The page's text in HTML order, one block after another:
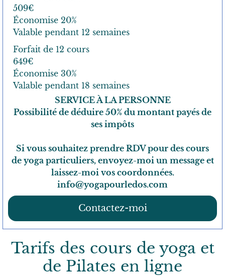
509€
Économise 20%
Valable pendant 12 semaines
Forfait de 12 cours
649€
Économise 30%
Valable pendant 18 semaines
SERVICE À LA PERSONNE
Possibilité de déduire 50% du montant payés de
ses impôts
Si vous souhaitez prendre RDV pour des cours
de yoga particuliers, envoyez-moi un message et
laissez-moi vos coordonnées.
info@yogapourledos.com
Contactez-moi
Tarifs des cours de yoga et
de Pilates en ligne